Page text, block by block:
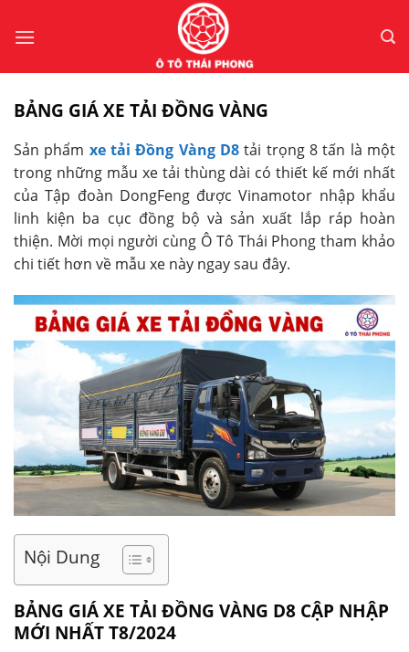
qua
dung
BẢNG GIÁ XE TẢI ĐỒNG VÀNG
Sản phẩm xe tải Đồng Vàng D8 tải trọng 8 tấn là một
trong những mẫu xe tải thùng dài có thiết kế mới nhất
của Tập đoàn DongFeng được Vinamotor nhập khẩu
linh kiện ba cục đồng bộ và sản xuất lắp ráp hoàn
thiện. Mời mọi người cùng Ô Tô Thái Phong tham khảo
chi tiết hơn về mẫu xe này ngay sau đây.
Nội Dung
BẢNG GIÁ XE TẢI ĐỒNG VÀNG D8 CẬP NHẬP
MỚI NHẤT T8/2024